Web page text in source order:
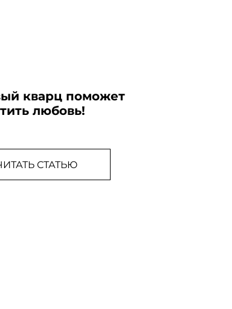
кварц поможет
любовь!
СТАТЬЮ